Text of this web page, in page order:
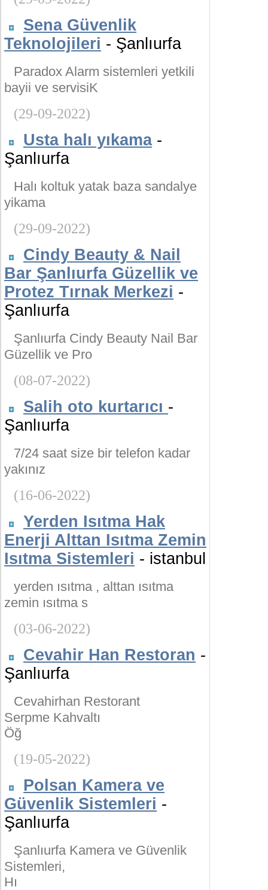
Sena Güvenlik
Teknolojileri - Şanlıurfa
Paradox Alarm sistemleri yetkili
bayii ve servisiK
(29-09-2022)
Usta halı yıkama-
Şanlıurfa
Halı koltuk yatak baza sandalye
yikama
(29-09-2022)
Cindy Beauty & Nail
Bar Şanlıurfa Güzellik ve
Protez Tırnak Merkezi -
Şanlıurfa
Şanlıurfa Cindy Beauty Nail Bar
Güzellik ve Pro
(08-07-2022)
Salih oto kurtarıcı -
Şanlıurfa
7/24 saat size bir telefon kadar
yakınız
(16-06-2022)
Yerden Isıtma Hak
Enerji Alttan Isıtma Zemin
Isıtma Sistemleri - istanbul
yerden ısıtma , alttan ısıtma
zemin ısıtma s
(03-06-2022)
Cevahir Han Restoran -
Şanlıurfa
Cevahirhan Restorant
Serpme Kahvaltı
Öğ
(19-05-2022)
Polsan Kamera ve
Güvenlik Sistemleri -
Şanlıurfa
Şanlıurfa Kamera ve Güvenlik
Sistemleri,
Hı